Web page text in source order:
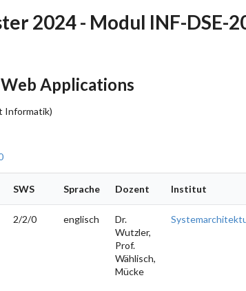
2024 - Modul INF-DSE-
Applications
Informatik)
SWS Sprache Dozent Institut
2/2/0 englisch
Dr.
Wutzler,
Prof.
Wählisch,
Mücke